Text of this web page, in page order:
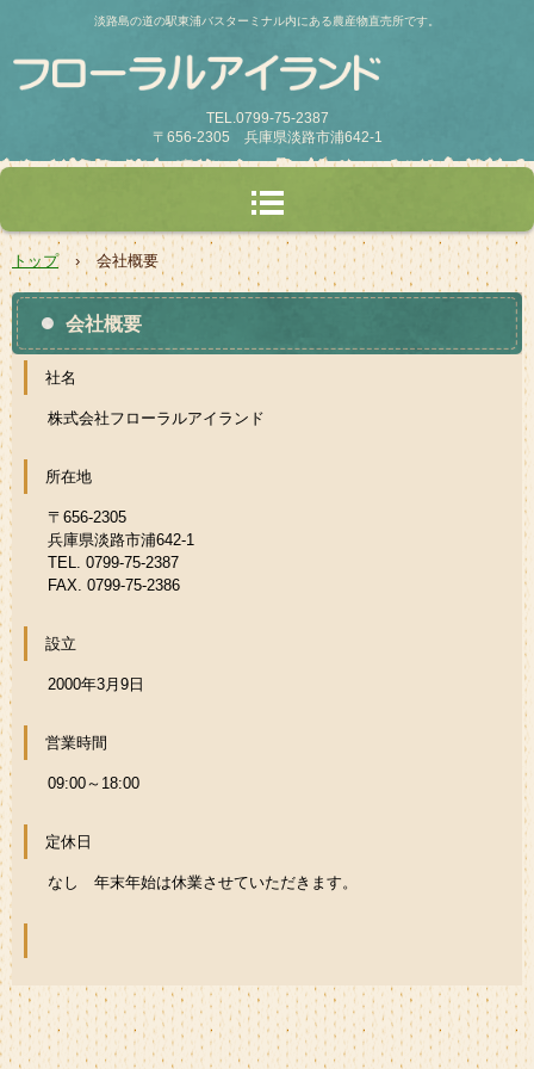
淡路島の道の駅東浦バスターミナル内にある農産物直売所です。
TEL.0799-75-2387
〒656-2305 兵庫県淡路市浦642-1
トップ › 会社概要
会社概要
社名
株式会社フローラルアイランド
所在地
〒656-2305
兵庫県淡路市浦642-1
TEL. 0799-75-2387
FAX. 0799-75-2386
設立
2000年3月9日
営業時間
09:00～18:00
定休日
なし 年末年始は休業させていただきます。